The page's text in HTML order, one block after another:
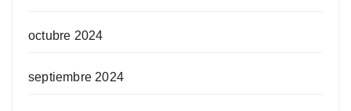
octubre 2024
septiembre 2024